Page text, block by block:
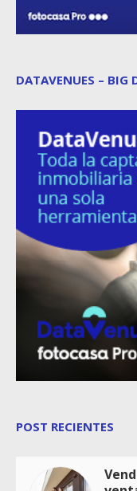
DATAVENUES – BIG
POST RECIENTES